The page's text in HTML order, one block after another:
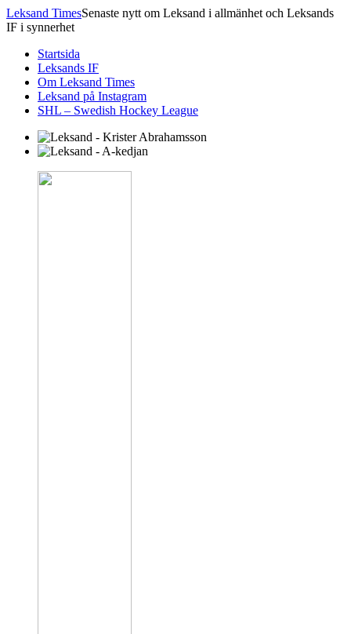
Leksand TimesSenaste nytt om Leksand i allmänhet och Leksands
IF i synnerhet
Startsida
Leksands IF
Om Leksand Times
Leksand på Instagram
SHL – Swedish Hockey League